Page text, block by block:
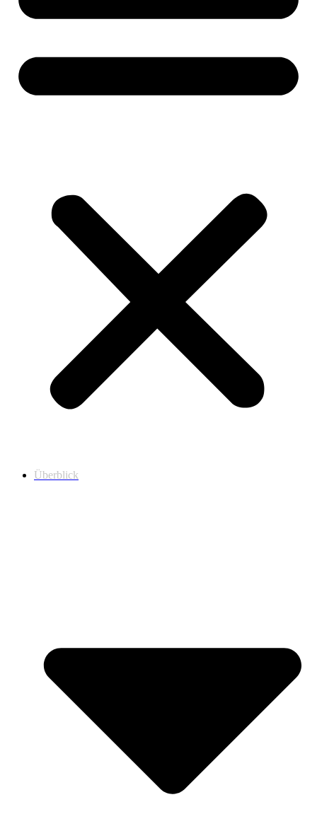
Überblick